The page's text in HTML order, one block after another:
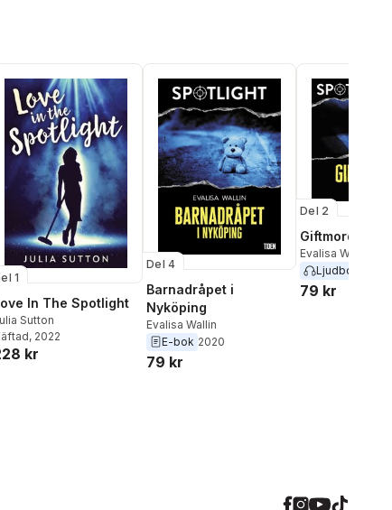
1
In The Spotlight
Sutton
, 2022
kr
Del 4
Barnadråpet i
Nyköping
Evalisa Wallin
E-bok 2020
79 kr
Del 2
Giftmordet i
Evalisa Wallin
Ljudbok
79 kr